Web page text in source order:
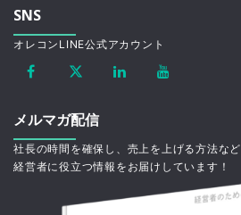
SNS
オレコンLINE公式アカウント
メルマガ配信
社長の時間を確保し、売上を上げる方法など
経営者に役立つ情報をお届けしています！